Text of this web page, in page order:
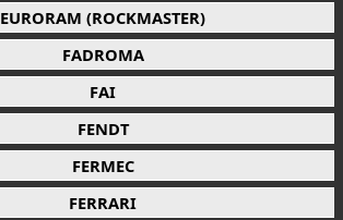
EURORAM (ROCKMASTER)
FADROMA
FAI
FENDT
FERMEC
FERRARI